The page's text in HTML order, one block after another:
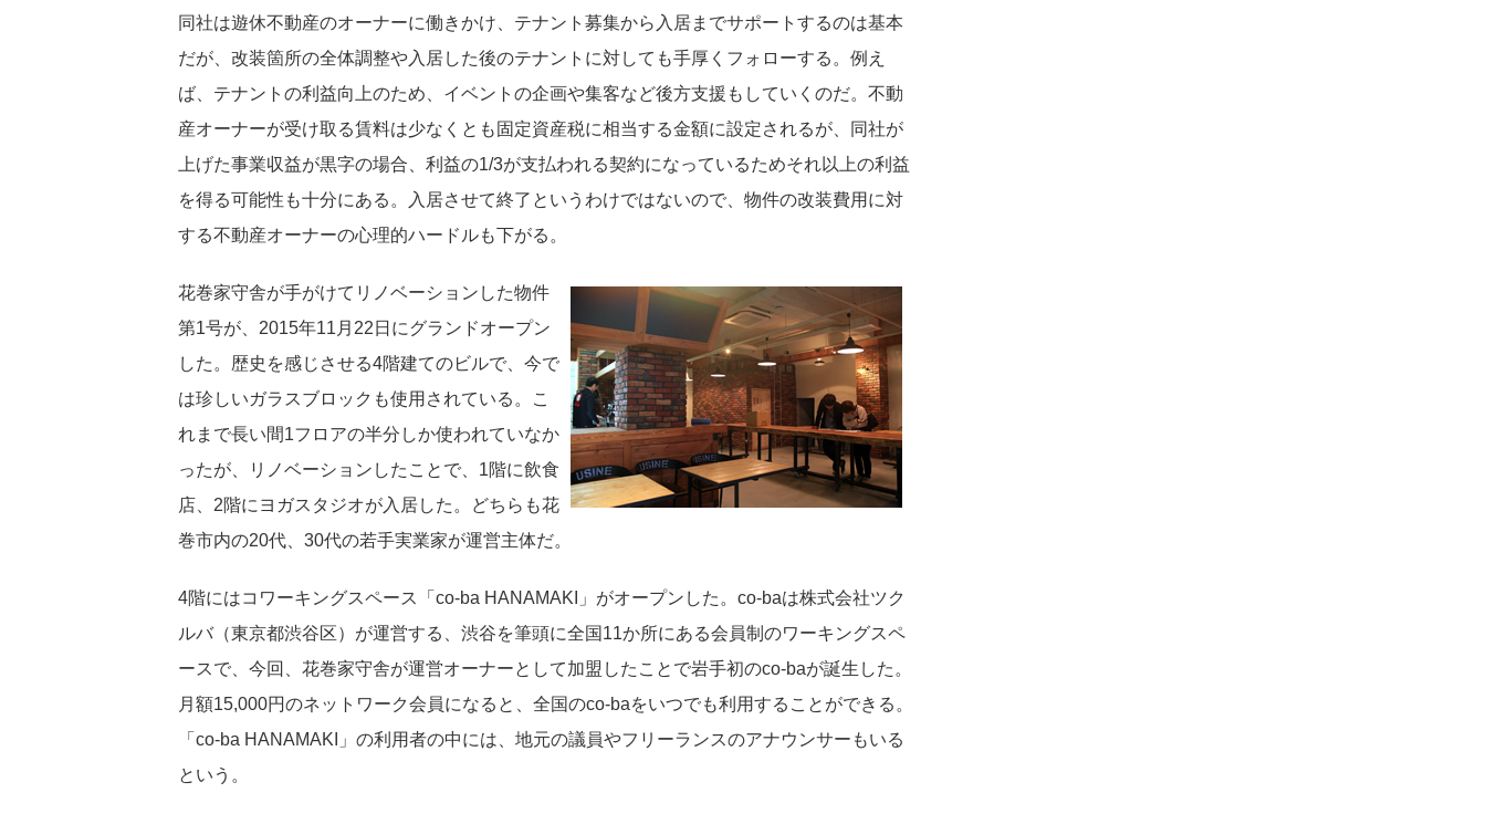
同社は遊休不動産のオーナーに働きかけ、テナント募集から入居までサポートするのは基本
だが、改装箇所の全体調整や入居した後のテナントに対しても手厚くフォローする。例え
ば、テナントの利益向上のため、イベントの企画や集客など後方支援もしていくのだ。不動
産オーナーが受け取る賃料は少なくとも固定資産税に相当する金額に設定されるが、同社が
上げた事業収益が黒字の場合、利益の1/3が支払われる契約になっているためそれ以上の利益
を得る可能性も十分にある。入居させて終了というわけではないので、物件の改装費用に対
する不動産オーナーの心理的ハードルも下がる。
花巻家守舎が手がけてリノベーションした物件
第1号が、2015年11月22日にグランドオープン
した。歴史を感じさせる4階建てのビルで、今で
は珍しいガラスブロックも使用されている。こ
れまで長い間1フロアの半分しか使われていなか
ったが、リノベーションしたことで、1階に飲食
店、2階にヨガスタジオが入居した。どちらも花
巻市内の20代、30代の若手実業家が運営主体だ。
4階にはコワーキングスペース「co-ba HANAMAKI」がオープンした。co-baは株式会社ツク
ルバ（東京都渋谷区）が運営する、渋谷を筆頭に全国11か所にある会員制のワーキングスペ
ースで、今回、花巻家守舎が運営オーナーとして加盟したことで岩手初のco-baが誕生した。
月額15,000円のネットワーク会員になると、全国のco-baをいつでも利用することができる。
「co-ba HANAMAKI」の利用者の中には、地元の議員やフリーランスのアナウンサーもいる
という。